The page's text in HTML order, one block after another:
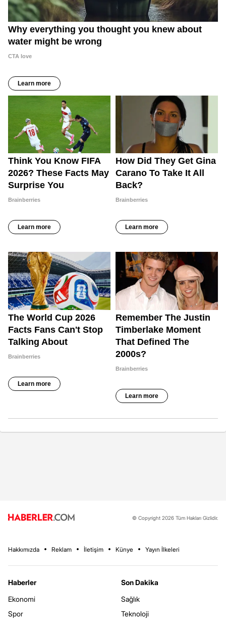
© Copyright 2026 Tüm Hakları Gizlidir.
Hakkımızda Reklam İletişim Künye Yayın İlkeleri
Haberler
Ekonomi
Spor
Son Dakika
Sağlık
Teknoloji